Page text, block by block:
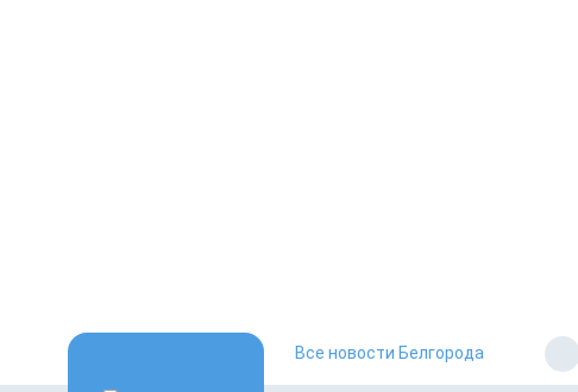
Все новости Белгорода